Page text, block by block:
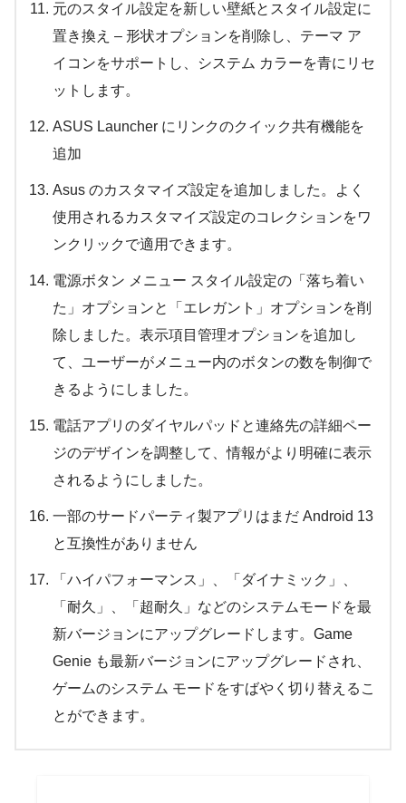
元のスタイル設定を新しい壁紙とスタイル設定に
置き換え – 形状オプションを削除し、テーマ ア
イコンをサポートし、システム カラーを青にリセ
ットします。
ASUS Launcher にリンクのクイック共有機能を
追加
Asus のカスタマイズ設定を追加しました。よく
使用されるカスタマイズ設定のコレクションをワ
ンクリックで適用できます。
電源ボタン メニュー スタイル設定の「落ち着い
た」オプションと「エレガント」オプションを削
除しました。表示項目管理オプションを追加し
て、ユーザーがメニュー内のボタンの数を制御で
きるようにしました。
電話アプリのダイヤルパッドと連絡先の詳細ペー
ジのデザインを調整して、情報がより明確に表示
されるようにしました。
一部のサードパーティ製アプリはまだ Android 13
と互換性がありません
「ハイパフォーマンス」、「ダイナミック」、
「耐久」、「超耐久」などのシステムモードを最
新バージョンにアップグレードします。Game
Genie も最新バージョンにアップグレードされ、
ゲームのシステム モードをすばやく切り替えるこ
とができます。